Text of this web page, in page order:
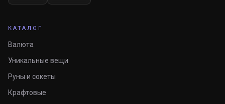
КАТАЛОГ
Валюта
Уникальные вещи
Руны и сокеты
Крафтовые